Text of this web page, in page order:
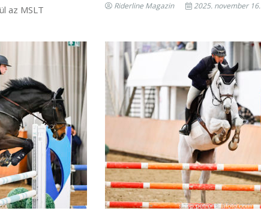
az MSLT
Riderline Magazin 2025. november 16.